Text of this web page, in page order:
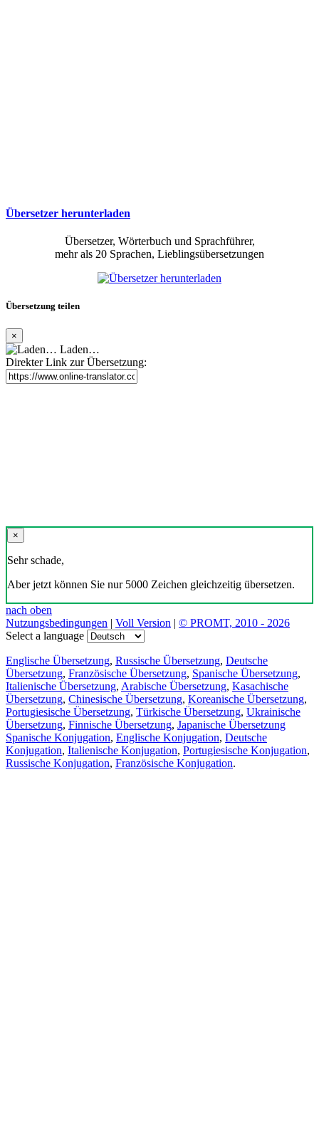
Übersetzer herunterladen
Übersetzer, Wörterbuch und Sprachführer,
mehr als 20 Sprachen, Lieblingsübersetzungen
Übersetzung teilen
×
Laden…
Direkter Link zur Übersetzung:
×
Sehr schade,
Aber jetzt können Sie nur 5000 Zeichen gleichzeitig übersetzen.
nach oben
Nutzungsbedingungen | Voll Version | © PROMT, 2010 - 2026
Select a language
Englische Übersetzung, Russische Übersetzung, Deutsche
Übersetzung, Französische Übersetzung, Spanische Übersetzung,
Italienische Übersetzung, Arabische Übersetzung, Kasachische
Übersetzung, Chinesische Übersetzung, Koreanische Übersetzung,
Portugiesische Übersetzung, Türkische Übersetzung, Ukrainische
Übersetzung, Finnische Übersetzung, Japanische Übersetzung
Spanische Konjugation, Englische Konjugation, Deutsche
Konjugation, Italienische Konjugation, Portugiesische Konjugation,
Russische Konjugation, Französische Konjugation.